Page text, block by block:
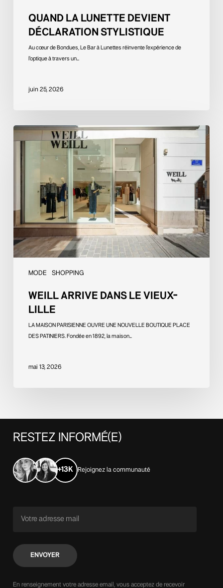
QUAND LA LUNETTE DEVIENT
DÉCLARATION STYLISTIQUE
Au cœur de Bondues, Le Bar à Lunettes réinvente l’expérience de
l’optique à travers un…
juin 25, 2026
MODE SHOPPING
WEILL
arrive
WEILL ARRIVE DANS LE VIEUX-
LILLE
LA MAISON PARISIENNE OUVRE UNE NOUVELLE BOUTIQUE PLACE
DES PATINIERS. Fondée en 1892, la maison…
mai 13, 2026
RESTEZ INFORMÉ(E)
+13K Rejoignez la communauté
En renseignement votre adresse email, vous acceptez de recevoir